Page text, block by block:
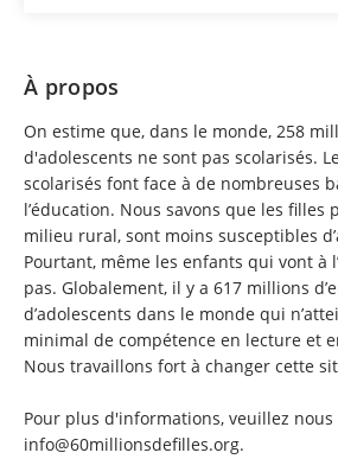
À propos
On estime que, dans le monde, 258
d'adolescents ne sont pas scolarisés.
scolarisés font face à de nombreuses
l’éducation. Nous savons que les filles
milieu rural, sont moins susceptibles
Pourtant, même les enfants qui vont à
pas. Globalement, il y a 617 millions
d’adolescents dans le monde qui
minimal de compétence en lecture et
Nous travaillons fort à changer cette
Pour plus d'informations, veuillez nous
info@60millionsdefilles.org.